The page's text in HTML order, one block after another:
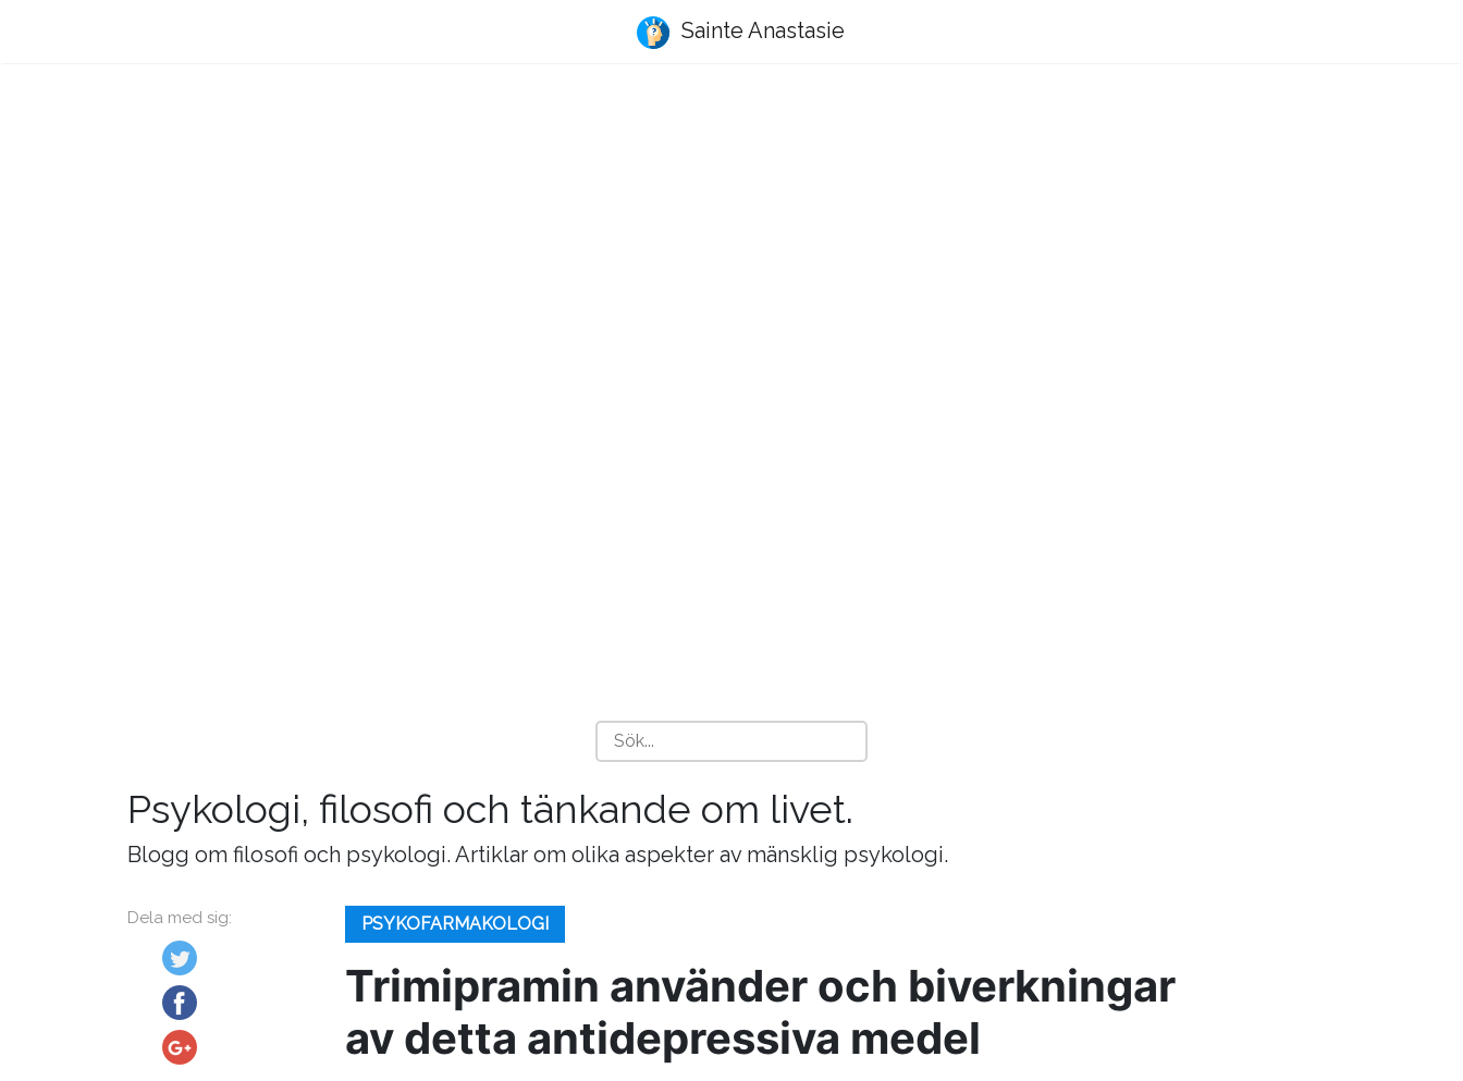
Sainte Anastasie
Psykologi, filosofi och tänkande om livet.
Blogg om filosofi och psykologi. Artiklar om olika aspekter av mänsklig psykologi.
Dela med sig: PSYKOFARMAKOLOGI
Trimipramin använder och biverkningar
av detta antidepressiva medel